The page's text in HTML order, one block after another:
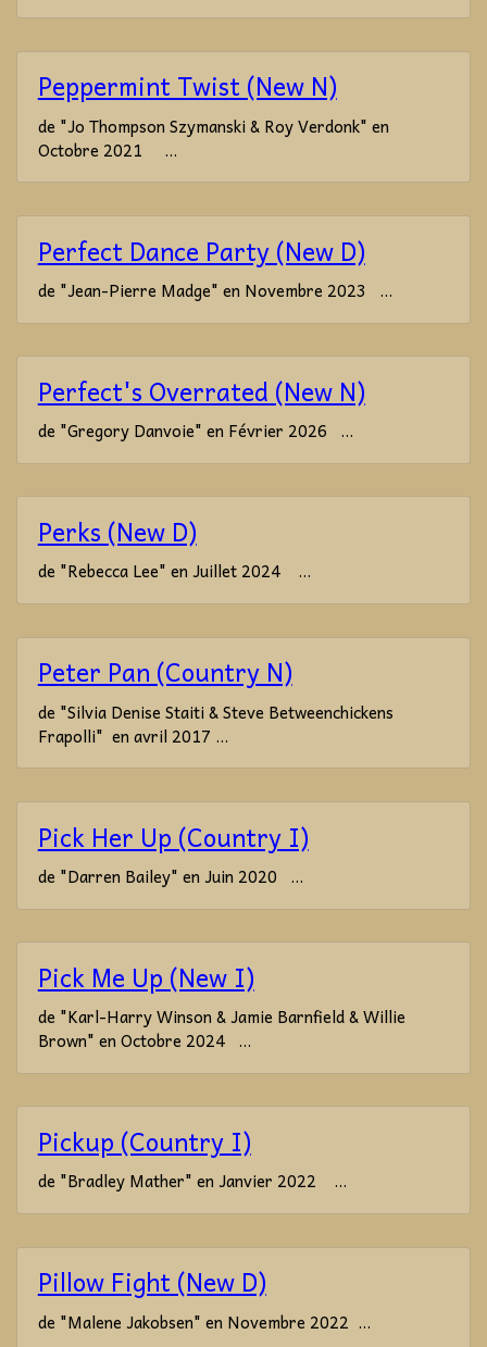
Peppermint Twist (New N)
de "Jo Thompson Szymanski & Roy Verdonk" en
Octobre 2021 ...
Perfect Dance Party (New D)
de "Jean-Pierre Madge" en Novembre 2023 ...
Perfect's Overrated (New N)
de "Gregory Danvoie" en Février 2026 ...
Perks (New D)
de "Rebecca Lee" en Juillet 2024 ...
Peter Pan (Country N)
de "Silvia Denise Staiti & Steve Betweenchickens
Frapolli" en avril 2017 ...
Pick Her Up (Country I)
de "Darren Bailey" en Juin 2020 ...
Pick Me Up (New I)
de "Karl-Harry Winson & Jamie Barnfield & Willie
Brown" en Octobre 2024 ...
Pickup (Country I)
de "Bradley Mather" en Janvier 2022 ...
Pillow Fight (New D)
de "Malene Jakobsen" en Novembre 2022 ...